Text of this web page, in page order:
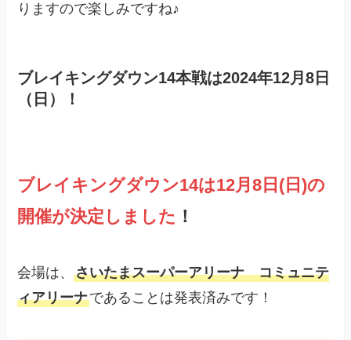
りますので楽しみですね♪
ブレイキングダウン14本戦は2024年12月8日
（日）！
ブレイキングダウン14は12月8日(日)の
開催が決定しました ！
会場は、さいたまスーパーアリーナ コミュニテ
ィアリーナであることは発表済みです！